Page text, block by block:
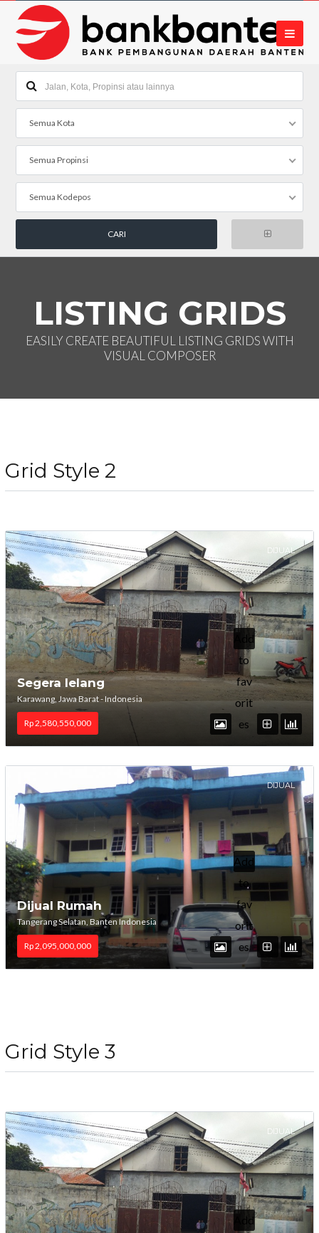
Semua Kota
Semua Propinsi
Semua Kodepos
LISTING GRIDS
EASILY CREATE BEAUTIFUL LISTING GRIDS WITH
VISUAL COMPOSER
Grid Style 2
DIJUAL
Add
to
fav
orit
es
Segera lelang
Karawang, Jawa Barat - Indonesia
Rp 2,580,550,000
DIJUAL
Add
to
fav
orit
es
Dijual Rumah
Tangerang Selatan, Banten Indonesia
Rp 2,095,000,000
Grid Style 3
DIJUAL
Add